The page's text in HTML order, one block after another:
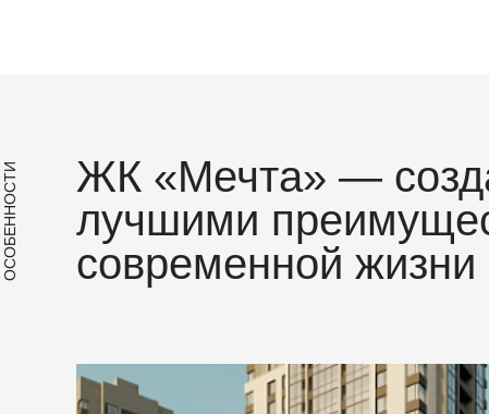
ОСОБЕННОСТИ
ЖК «Мечта» —
лучшими
современной жизни